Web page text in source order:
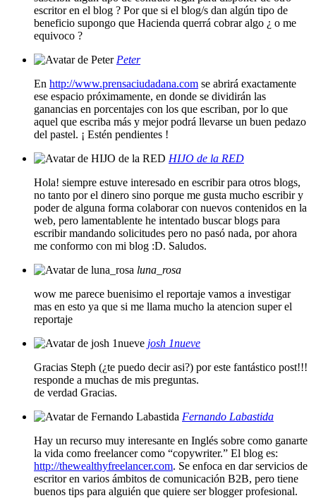
escritor en el blog ? Por que si el blog/s dan algún tipo de
beneficio supongo que Hacienda querrá cobrar algo ¿ o me
equivoco ?
Peter
En http://www.prensaciudadana.com se abrirá exactamente
ese espacio próximamente, en donde se dividirán las
ganancias en porcentajes con los que escriban, por lo que
aquel que escriba más y mejor podrá llevarse un buen pedazo
del pastel. ¡ Estén pendientes !
HIJO de la RED
Hola! siempre estuve interesado en escribir para otros blogs,
no tanto por el dinero sino porque me gusta mucho escribir y
poder de alguna forma colaborar con nuevos contenidos en la
web, pero lamentablente he intentado buscar blogs para
escribir mandando solicitudes pero no pasó nada, por ahora
me conformo con mi blog :D. Saludos.
luna_rosa
wow me parece buenisimo el reportaje vamos a investigar
mas en esto ya que si me llama mucho la atencion super el
reportaje
josh 1nueve
Gracias Steph (¿te puedo decir asi?) por este fantástico post!!!
responde a muchas de mis preguntas.
de verdad Gracias.
Fernando Labastida
Hay un recurso muy interesante en Inglés sobre como ganarte
la vida como freelancer como “copywriter.” El blog es:
http://thewealthyfreelancer.com. Se enfoca en dar servicios de
escritor en varios ámbitos de comunicación B2B, pero tiene
buenos tips para alguién que quiere ser blogger profesional.